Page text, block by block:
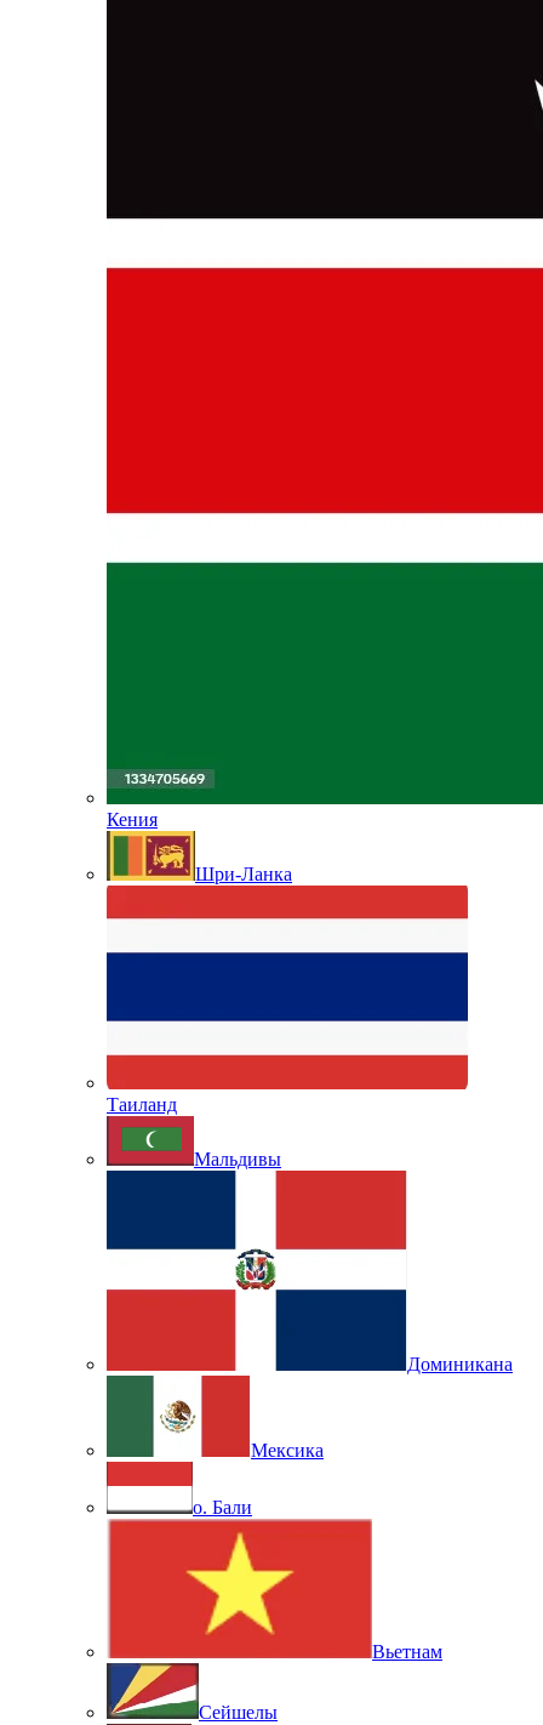
Кения
Шри-Ланка
Таиланд
Мальдивы
Доминикана
Мексика
о. Бали
Вьетнам
Сейшелы